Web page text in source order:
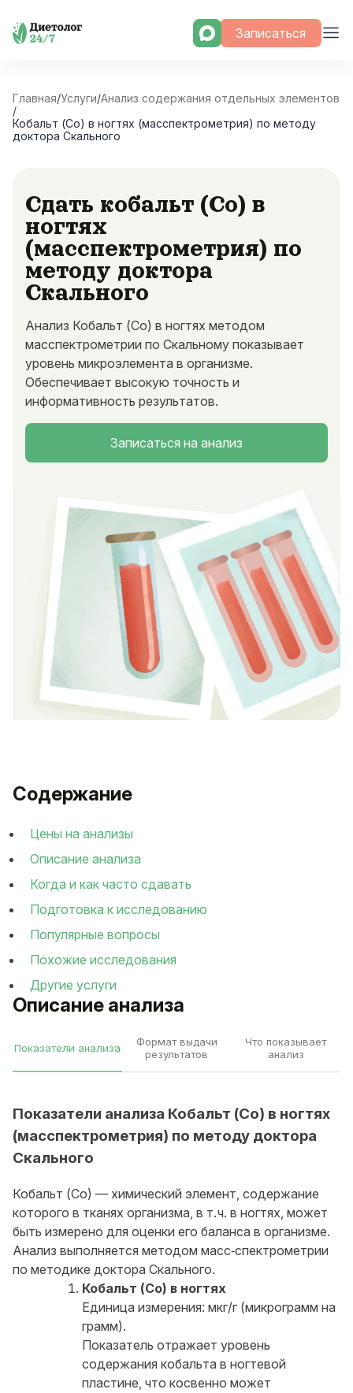
Skip
Записаться
Главная/Услуги/Анализ содержания отдельных элементов
/
Кобальт (Co) в ногтях (масспектрометрия) по методу
доктора Скального
Сдать кобальт (Co) в
ногтях
(масспектрометрия) по
методу доктора
Скального
Анализ Кобальт (Co) в ногтях методом
масспектрометрии по Скальному показывает
уровень микроэлемента в организме.
Обеспечивает высокую точность и
информативность результатов.
Записаться на анализ
Описание анализа
Показатели анализа
Формат выдачи
результатов
Что показывает
анализ
Показатели анализа Кобальт (Co) в ногтях
(масспектрометрия) по методу доктора
Скального
Кобальт (Co) — химический элемент, содержание
которого в тканях организма, в т. ч. в ногтях, может
быть измерено для оценки его баланса в организме.
Анализ выполняется методом масс‑спектрометрии
по методике доктора Скального.
Кобальт (Co) в ногтях
Единица измерения: мкг/г (микрограмм на
грамм).
Показатель отражает уровень
содержания кобальта в ногтевой
пластине, что косвенно может
Содержание
Цены на анализы
Описание анализа
Когда и как часто сдавать
Подготовка к исследованию
Популярные вопросы
Похожие исследования
Другие услуги